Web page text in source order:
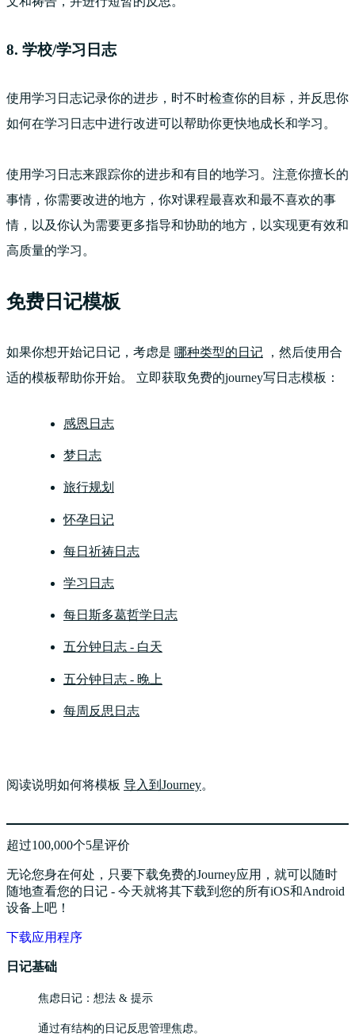
8. 学校/学习日志
使用学习日志记录你的进步，时不时检查你的目标，并反思你
如何在学习日志中进行改进可以帮助你更快地成长和学习。
使用学习日志来跟踪你的进步和有目的地学习。注意你擅长的
事情，你需要改进的地方，你对课程最喜欢和最不喜欢的事
情，以及你认为需要更多指导和协助的地方，以实现更有效和
高质量的学习。
免费日记模板
如果你想开始记日记，考虑是 哪种类型的日记 ，然后使用合
适的模板帮助你开始。 立即获取免费的journey写日志模板：
感恩日志
梦日志
旅行规划
怀孕日记
每日祈祷日志
学习日志
每日斯多葛哲学日志
五分钟日志 - 白天
五分钟日志 - 晚上
每周反思日志
阅读说明如何将模板 导入到Journey。
超过100,000个5星评价
无论您身在何处，只要下载免费的Journey应用，就可以随时
随地查看您的日记 - 今天就将其下载到您的所有iOS和Android
设备上吧！
下载应用程序
日记基础
焦虑日记：想法 & 提示
通过有结构的日记反思管理焦虑。